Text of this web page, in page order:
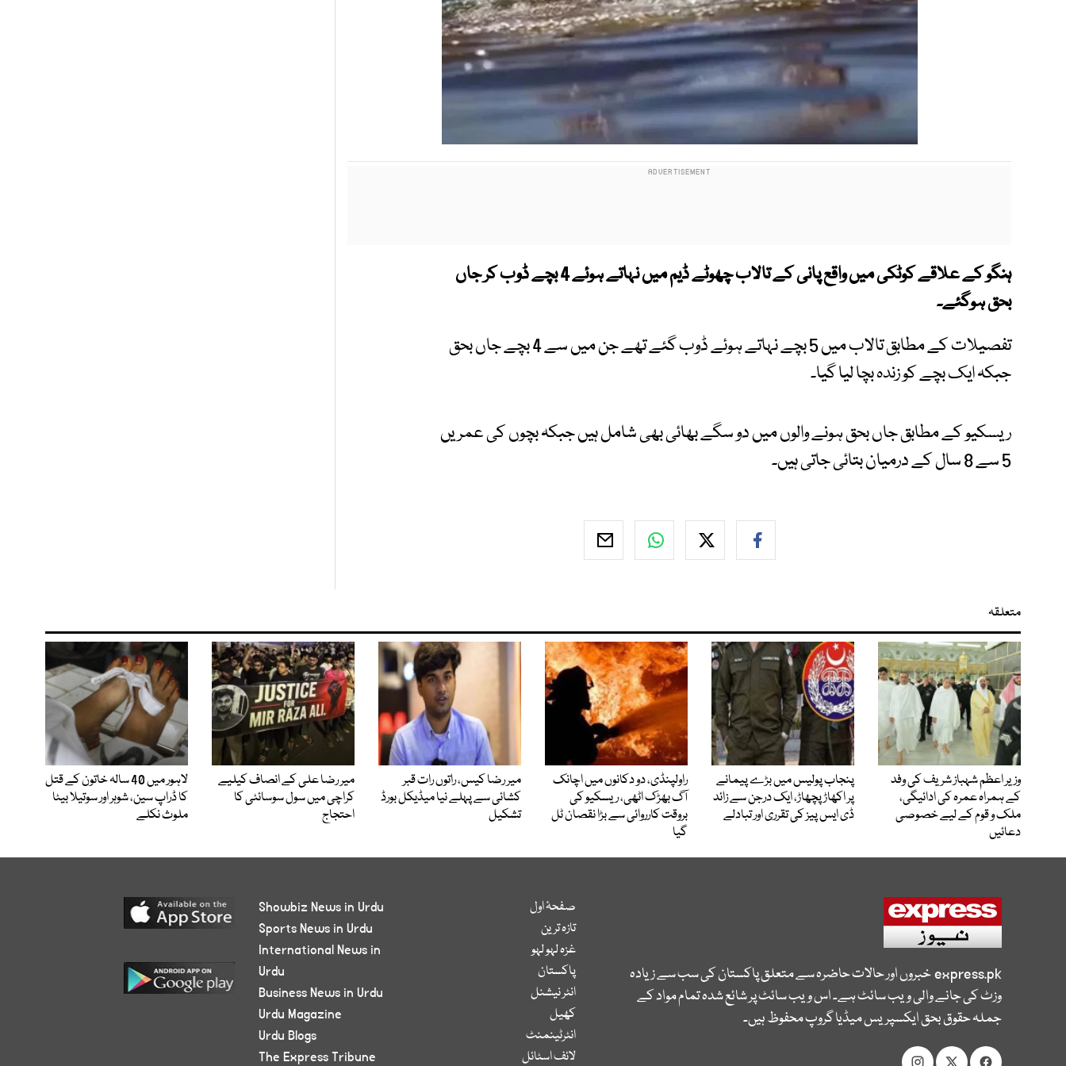
ہنگو کے علاقے کوٹکی میں واقع پانی کے تالاب چھوٹے ڈیم میں نہاتے ہوئے 4 بچے ڈوب کر جاں
بحق ہوگئے۔
تفصیلات کے مطابق تالاب میں 5 بچے نہاتے ہوئے ڈوب گئے تھے جن میں سے 4 بچے جاں بحق
جبکہ ایک بچے کو زندہ بچا لیا گیا۔
ریسکیو کے مطابق جاں بحق ہونے والوں میں دو سگے بھائی بھی شامل ہیں جبکہ بچوں کی عمریں
5 سے 8 سال کے درمیان بتائی جاتی ہیں۔
متعلقہ
وزیر اعظم شہباز شریف کی وفد
کے ہمراہ عمرہ کی ادائیگی،
ملک و قوم کے لیے خصوصی
دعائیں
پنجاب پولیس میں بڑے پیمانے
پر اکھاڑ پچھاڑ، ایک درجن سے زائد
ڈی ایس پیز کی تقرری اور تبادلے
راولپنڈی، دو دکانوں میں اچانک
آگ بھڑک اٹھی، ریسکیو کی
بروقت کارروائی سے بڑا نقصان ٹل
گیا
میر رضا کیس، راتوں رات قبر
کشائی سے پہلے نیا میڈیکل بورڈ
تشکیل
میر رضا علی کے انصاف کیلیے
کراچی میں سول سوسائٹی کا
احتجاج
لاہور میں 40 سالہ خاتون کے قتل
کا ڈراپ سین، شوہر اور سوتیلا بیٹا
ملوث نکلے
express.pkخبروں اور حالات حاضرہ سے متعلق پاکستان کی سب سے زیادہ
وزٹ کی جانے والی ویب سائٹ ہے۔ اس ویب سائٹ پر شائع شدہ تمام مواد کے
جملہ حقوق بحق ایکسپریس میڈیا گروپ محفوظ ہیں۔
صفحۂ اول
تازہ ترین
غزہ لہو لہو
پاکستان
انٹر نیشنل
کھیل
انٹرٹینمنٹ
لائف اسٹائل
Showbiz News in Urdu
Sports News in Urdu
International News in
Urdu
Business News in Urdu
Urdu Magazine
Urdu Blogs
The Express Tribune